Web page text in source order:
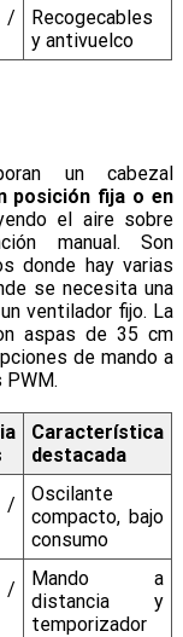
/
Recogecables
y antivuelco
un cabezal
posición fija o en
el aire sobre
manual. Son
donde hay varias
se necesita una
ventilador fijo. La
aspas de 35 cm
de mando a
Característica
destacada
/
Oscilante
compacto, bajo
consumo
/
Mando a
distancia y
temporizador